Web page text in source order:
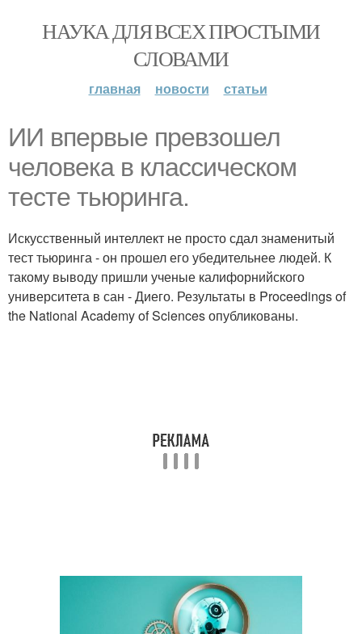
НАУКА ДЛЯ ВСЕХ ПРОСТЫМИ
СЛОВАМИ
главная новости статьи
ИИ впервые превзошел
человека в классическом
тесте тьюринга.
Искусственный интеллект не просто сдал знаменитый
тест тьюринга - он прошел его убедительнее людей. К
такому выводу пришли ученые калифорнийского
университета в сан - Диего. Результаты в Proceedings of
the National Academy of Sciences опубликованы.